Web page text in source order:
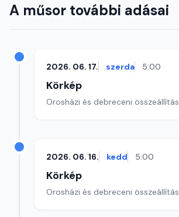
A műsor további adásai
2026. 06. 17. szerda 5:00
Körkép
Orosházi és debreceni összeállítás
2026. 06. 16. kedd 5:00
Körkép
Orosházi és debreceni összeállítás